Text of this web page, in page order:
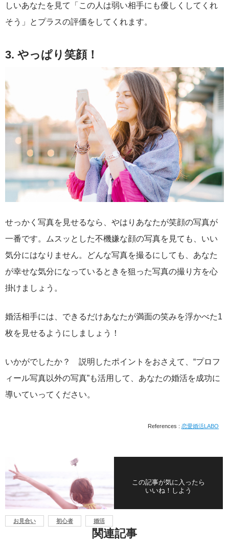
しいあなたを見て「この人は弱い相手にも優しくしてくれ
そう」とプラスの評価をしてくれます。
3. やっぱり笑顔！
せっかく写真を見せるなら、やはりあなたが笑顔の写真が
一番です。ムスッとした不機嫌な顔の写真を見ても、いい
気分にはなりません。どんな写真を撮るにしても、あなた
が幸せな気分になっているときを狙った写真の撮り方を心
掛けましょう。
婚活相手には、できるだけあなたが満面の笑みを浮かべた1
枚を見せるようにしましょう！
いかがでしたか？ 説明したポイントをおさえて、“プロフ
ィール写真以外の写真”も活用して、あなたの婚活を成功に
導いていってください。
References : 恋愛婚活LABO
この記事が気に入ったら
いいね！しよう
お見合い 初心者 婚活
関連記事